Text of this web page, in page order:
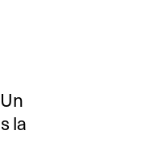
la